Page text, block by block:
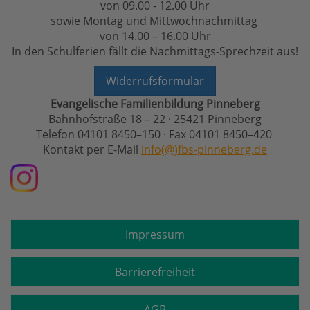
von 09.00 - 12.00 Uhr
sowie Montag und Mittwochnachmittag
von 14.00 – 16.00 Uhr
In den Schulferien fällt die Nachmittags-Sprechzeit aus!
Widerrufsformular
Evangelische Familienbildung Pinneberg
Bahnhofstraße 18 – 22 · 25421 Pinneberg
Telefon 04101 8450–150 · Fax 04101 8450–420
Kontakt per E-Mail info(@)fbs-pinneberg.de
Impressum
Barrierefreiheit